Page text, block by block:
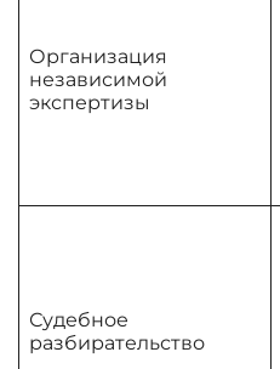
Организация
независимой
экспертизы
Судебное
разбирательство